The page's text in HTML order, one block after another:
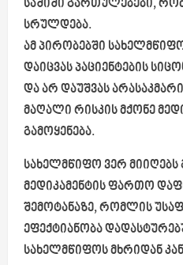
საშიში გართულებები,
სრულდება.
ამ პირობებში
დაიცვას პაციენტების
და არ დაუშვას
მაღალი რისკის მქონე
გამოყენება.
სახელმწიფო ვერ მიიღებს
მედიკამენტის ფართო
შემოტანაზე, რომლის
ეფექტიანობა
სახელმწიფოს მხრიდან